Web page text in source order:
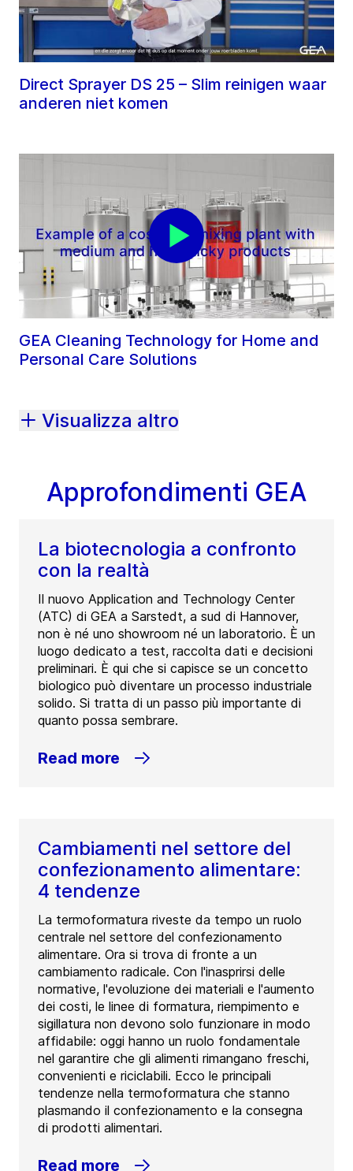
Direct Sprayer DS 25 – Slim reinigen waar
anderen niet komen
GEA Cleaning Technology for Home and
Personal Care Solutions
Visualizza altro
Approfondimenti GEA
La biotecnologia a confronto
con la realtà
Il nuovo Application and Technology Center
(ATC) di GEA a Sarstedt, a sud di Hannover,
non è né uno showroom né un laboratorio. È un
luogo dedicato a test, raccolta dati e decisioni
preliminari. È qui che si capisce se un concetto
biologico può diventare un processo industriale
solido. Si tratta di un passo più importante di
quanto possa sembrare.
Read more
Cambiamenti nel settore del
confezionamento alimentare:
4 tendenze
La termoformatura riveste da tempo un ruolo
centrale nel settore del confezionamento
alimentare. Ora si trova di fronte a un
cambiamento radicale. Con l'inasprirsi delle
normative, l'evoluzione dei materiali e l'aumento
dei costi, le linee di formatura, riempimento e
sigillatura non devono solo funzionare in modo
affidabile: oggi hanno un ruolo fondamentale
nel garantire che gli alimenti rimangano freschi,
convenienti e riciclabili. Ecco le principali
tendenze nella termoformatura che stanno
plasmando il confezionamento e la consegna
di prodotti alimentari.
Read more